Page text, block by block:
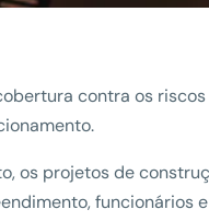
contra os
os projetos de
funcionários